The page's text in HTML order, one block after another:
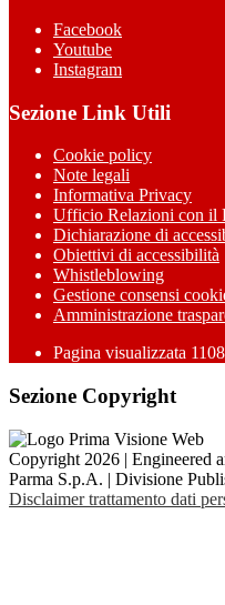
Facebook
Youtube
Instagram
Sezione Link Utili
Cookie policy
Note legali
Informativa Privacy
Ufficio Relazioni con il
Dichiarazione di
Obiettivi di accessibilità
Whistleblowing
Gestione consensi
Amministrazione
Pagina visualizzata 1108
Sezione Copyright
Copyright 2026 | Engineered
Parma S.p.A. | Divisione
Disclaimer trattamento dati